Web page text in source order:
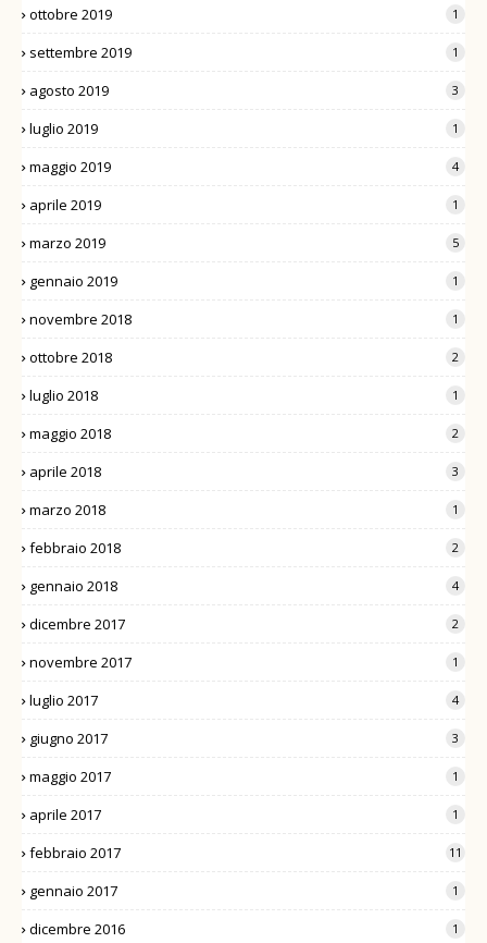
ottobre 2019 1
settembre 2019 1
agosto 2019 3
luglio 2019 1
maggio 2019 4
aprile 2019 1
marzo 2019 5
gennaio 2019 1
novembre 2018 1
ottobre 2018 2
luglio 2018 1
maggio 2018 2
aprile 2018 3
marzo 2018 1
febbraio 2018 2
gennaio 2018 4
dicembre 2017 2
novembre 2017 1
luglio 2017 4
giugno 2017 3
maggio 2017 1
aprile 2017 1
febbraio 2017 11
gennaio 2017 1
dicembre 2016 1